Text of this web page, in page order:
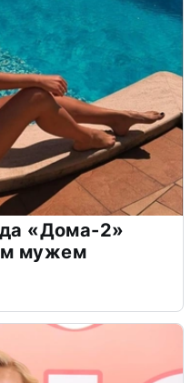
«Дома-2»
мужем